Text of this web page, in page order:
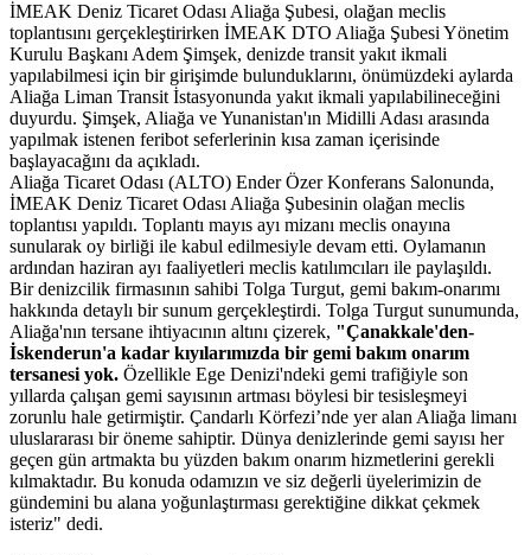
İMEAK Deniz Ticaret Odası Aliağa Şubesi, olağan meclis
toplantısını gerçekleştirirken İMEAK DTO Aliağa Şubesi Yönetim
Kurulu Başkanı Adem Şimşek, denizde transit yakıt ikmali
yapılabilmesi için bir girişimde bulunduklarını, önümüzdeki aylarda
Aliağa Liman Transit İstasyonunda yakıt ikmali yapılabilineceğini
duyurdu. Şimşek, Aliağa ve Yunanistan'ın Midilli Adası arasında
yapılmak istenen feribot seferlerinin kısa zaman içerisinde
başlayacağını da açıkladı.
Aliağa Ticaret Odası (ALTO) Ender Özer Konferans Salonunda,
İMEAK Deniz Ticaret Odası Aliağa Şubesinin olağan meclis
toplantısı yapıldı. Toplantı mayıs ayı mizanı meclis onayına
sunularak oy birliği ile kabul edilmesiyle devam etti. Oylamanın
ardından haziran ayı faaliyetleri meclis katılımcıları ile paylaşıldı.
Bir denizcilik firmasının sahibi Tolga Turgut, gemi bakım-onarımı
hakkında detaylı bir sunum gerçekleştirdi. Tolga Turgut sunumunda,
Aliağa'nın tersane ihtiyacının altını çizerek, "Çanakkale'den-
İskenderun'a kadar kıyılarımızda bir gemi bakım onarım
tersanesi yok. Özellikle Ege Denizi'ndeki gemi trafiğiyle son
yıllarda çalışan gemi sayısının artması böylesi bir tesisleşmeyi
zorunlu hale getirmiştir. Çandarlı Körfezi’nde yer alan Aliağa limanı
uluslararası bir öneme sahiptir. Dünya denizlerinde gemi sayısı her
geçen gün artmakta bu yüzden bakım onarım hizmetlerini gerekli
kılmaktadır. Bu konuda odamızın ve siz değerli üyelerimizin de
gündemini bu alana yoğunlaştırması gerektiğine dikkat çekmek
isteriz" dedi.